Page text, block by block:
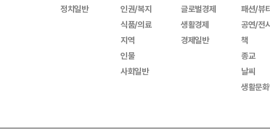
정치일반
인권/복지
식품/의료
지역
인물
사회일반
글로벌경제
생활경제
경제일반
패션/뷰
공연/전
책
종교
날씨
생활문